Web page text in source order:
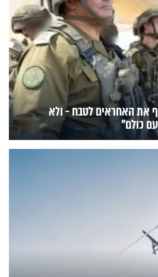
את האחראים לטבח - ולא
כולם"